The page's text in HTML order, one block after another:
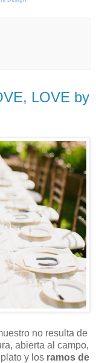
LOVE by
no resulta de
abierta al campo,
y los ramos de